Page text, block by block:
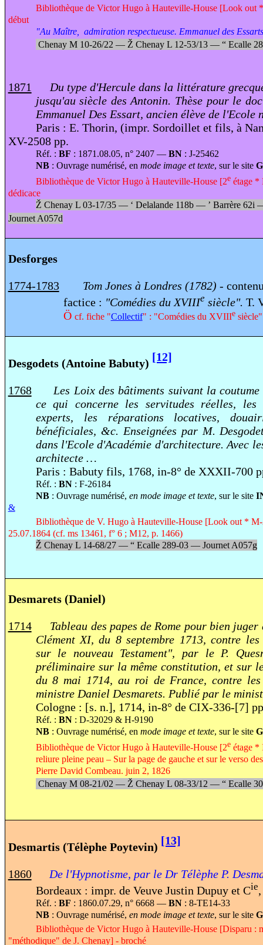
Bibliothèque de Victor Hugo à Hauteville-House [Look out
début
"Au Maître, admiration respectueuse. Emmanuel des
Chenay M 10-26/22 — Ž Chenay L 12-53/13 — “Ecalle
1871
Du type d'Hercule dans la littérature
jusqu'au siècle des Antonin. Thèse pour le
Emmanuel Des Essart, ancien élève de l'Ecole
Paris : E. Thorin, (impr. Sordoillet et fils, à
XV-2508 pp.
Réf. : BF : 1871.08.05, n° 2407 — BN: J-25462
NB: Ouvrage numérisé, en mode image et texte, sur le site
Bibliothèque de Victor Hugo à Hauteville-House [2eétage *
dédicace
Ž Chenay L 03-17/35 — ‘ Delalande 118b — ’ Barrère 62i
Journet A057d
Desforges
1774-1783 Tom Jones à Londres (1782) -
factice : "Comédies du XVIIIesiècle". T.
Ö cf. fiche "Collectif" : "Comédies du XVIIIesiècle"
Desgodets (Antoine Babuty) [12]
1768
Les Loix des bâtiments suivant la
ce qui concerne les servitudes réelles, les
experts, les réparations locatives,
bénéficiales, &c. Enseignées par M.
dans l'Ecole d'Académie d'architecture. Avec
architecte …
Paris : Babuty fils, 1768, in-8° de XXXII-700
Réf. : BN: F-26184
NB: Ouvrage numérisé, en mode image et texte, sur le site
&
Bibliothèque de V. Hugo à Hauteville-House [Look out *
25.07.1864 (cf. ms 13461, f° 6 ; M12, p. 1466)
Ž Chenay L 14-68/27 — “Ecalle 289-03 — Journet A057g
Desmarets (Daniel)
1714
Tableau des papes de Rome pour bien
Clément XI, du 8 septembre 1713, contre
sur le nouveau Testament", par le P.
préliminaire sur la même constitution, et sur
du 8 mai 1714, au roi de France, contre
ministre Daniel Desmarets. Publié par le
Cologne : [s. n.], 1714, in-8° de CIX-336-[7]
Réf. : BN: D-32029 & H-9190
NB: Ouvrage numérisé, en mode image et texte, sur le site
Bibliothèque de Victor Hugo à Hauteville-House [2eétage *
reliure pleine peau – Sur la page de gauche et sur le verso
Pierre David Combeau. juin 2, 1826
Chenay M 08-21/02 — Ž Chenay L 08-33/12 — “Ecalle
Desmartis (Télèphe Poytevin) [13]
1860
De l'Hypnotisme, par le Dr Télèphe P.
Bordeaux : impr. de Veuve Justin Dupuy et Cie
Réf. : BF : 1860.07.29, n° 6668 — BN: 8-TE14-33
NB: Ouvrage numérisé, en mode image et texte, sur le site
Bibliothèque de Victor Hugo à Hauteville-House [Disparu :
"méthodique" de J. Chenay] - broché